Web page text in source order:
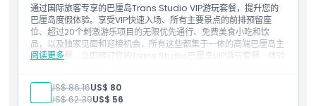
通过国际旅客专享的巴厘岛Trans Studio VIP游玩套餐，提升您的
巴厘岛度假体验。享受VIP快速入场、所有主要景点的前排预留座
位、超过20个刺激游乐项目的无限优先通行、免费美食小吃和饮
品，以及独家见面和迎接机会，所有这些都集于一体的高端巴厘岛主
题乐园套餐。立即预订您的Trans Studio巴厘岛VIP游玩套餐，体验
阅读更多
包含内容
入场券：VIP飞翔套餐
成人: US$ 86.16US$ 80
儿童: US$ 62.39US$ 56